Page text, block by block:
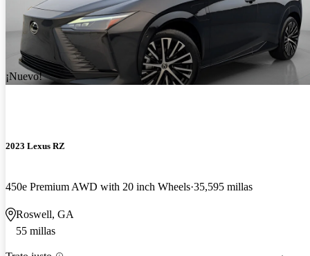
¡Nuevo!
2023 Lexus RZ
450e Premium AWD with 20 inch Wheels 35,595 millas
Roswell, GA
55 millas